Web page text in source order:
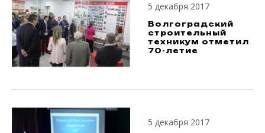
5 декабря 2017
Волгоградский
строительный
техникум отметил
70-летие
5 декабря 2017